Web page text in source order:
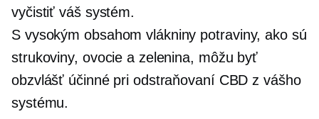
vyčistiť váš systém.
S vysokým obsahom vlákniny potraviny, ako sú
strukoviny, ovocie a zelenina, môžu byť
obzvlášť účinné pri odstraňovaní CBD z vášho
systému.